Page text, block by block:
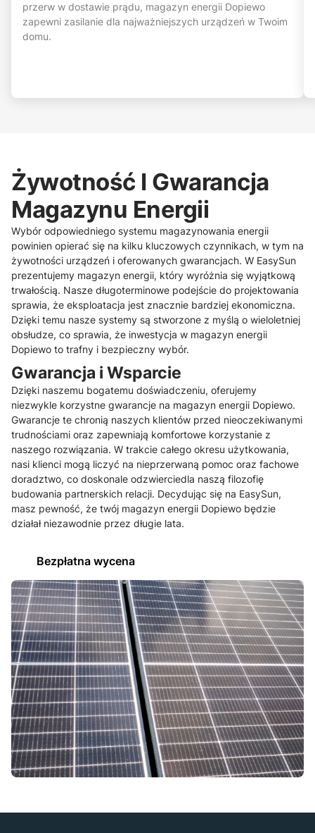
przerw w dostawie prądu, magazyn energii Dopiewo
zapewni zasilanie dla najważniejszych urządzeń w Twoim
domu.
Żywotność I Gwarancja
Magazynu Energii
Wybór odpowiedniego systemu magazynowania energii
powinien opierać się na kilku kluczowych czynnikach, w tym na
żywotności urządzeń i oferowanych gwarancjach. W EasySun
prezentujemy magazyn energii, który wyróżnia się wyjątkową
trwałością. Nasze długoterminowe podejście do projektowania
sprawia, że eksploatacja jest znacznie bardziej ekonomiczna.
Dzięki temu nasze systemy są stworzone z myślą o wieloletniej
obsłudze, co sprawia, że inwestycja w magazyn energii
Dopiewo to trafny i bezpieczny wybór.
Gwarancja i Wsparcie
Dzięki naszemu bogatemu doświadczeniu, oferujemy
niezwykle korzystne gwarancje na magazyn energii Dopiewo.
Gwarancje te chronią naszych klientów przed nieoczekiwanymi
trudnościami oraz zapewniają komfortowe korzystanie z
naszego rozwiązania. W trakcie całego okresu użytkowania,
nasi klienci mogą liczyć na nieprzerwaną pomoc oraz fachowe
doradztwo, co doskonale odzwierciedla naszą filozofię
budowania partnerskich relacji. Decydując się na EasySun,
masz pewność, że twój magazyn energii Dopiewo będzie
działał niezawodnie przez długie lata.
Bezpłatna wycena